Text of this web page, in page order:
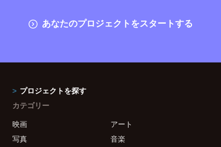
あなたのプロジェクトをスタートする
プロジェクトを探す
カテゴリー
映画
アート
写真
音楽